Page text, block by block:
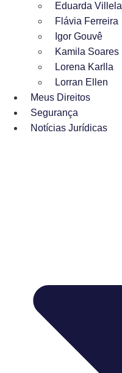
Eduarda Villela
Flávia Ferreira
Igor Gouvê
Kamila Soares
Lorena Karlla
Lorran Ellen
Meus Direitos
Segurança
Notícias Jurídicas